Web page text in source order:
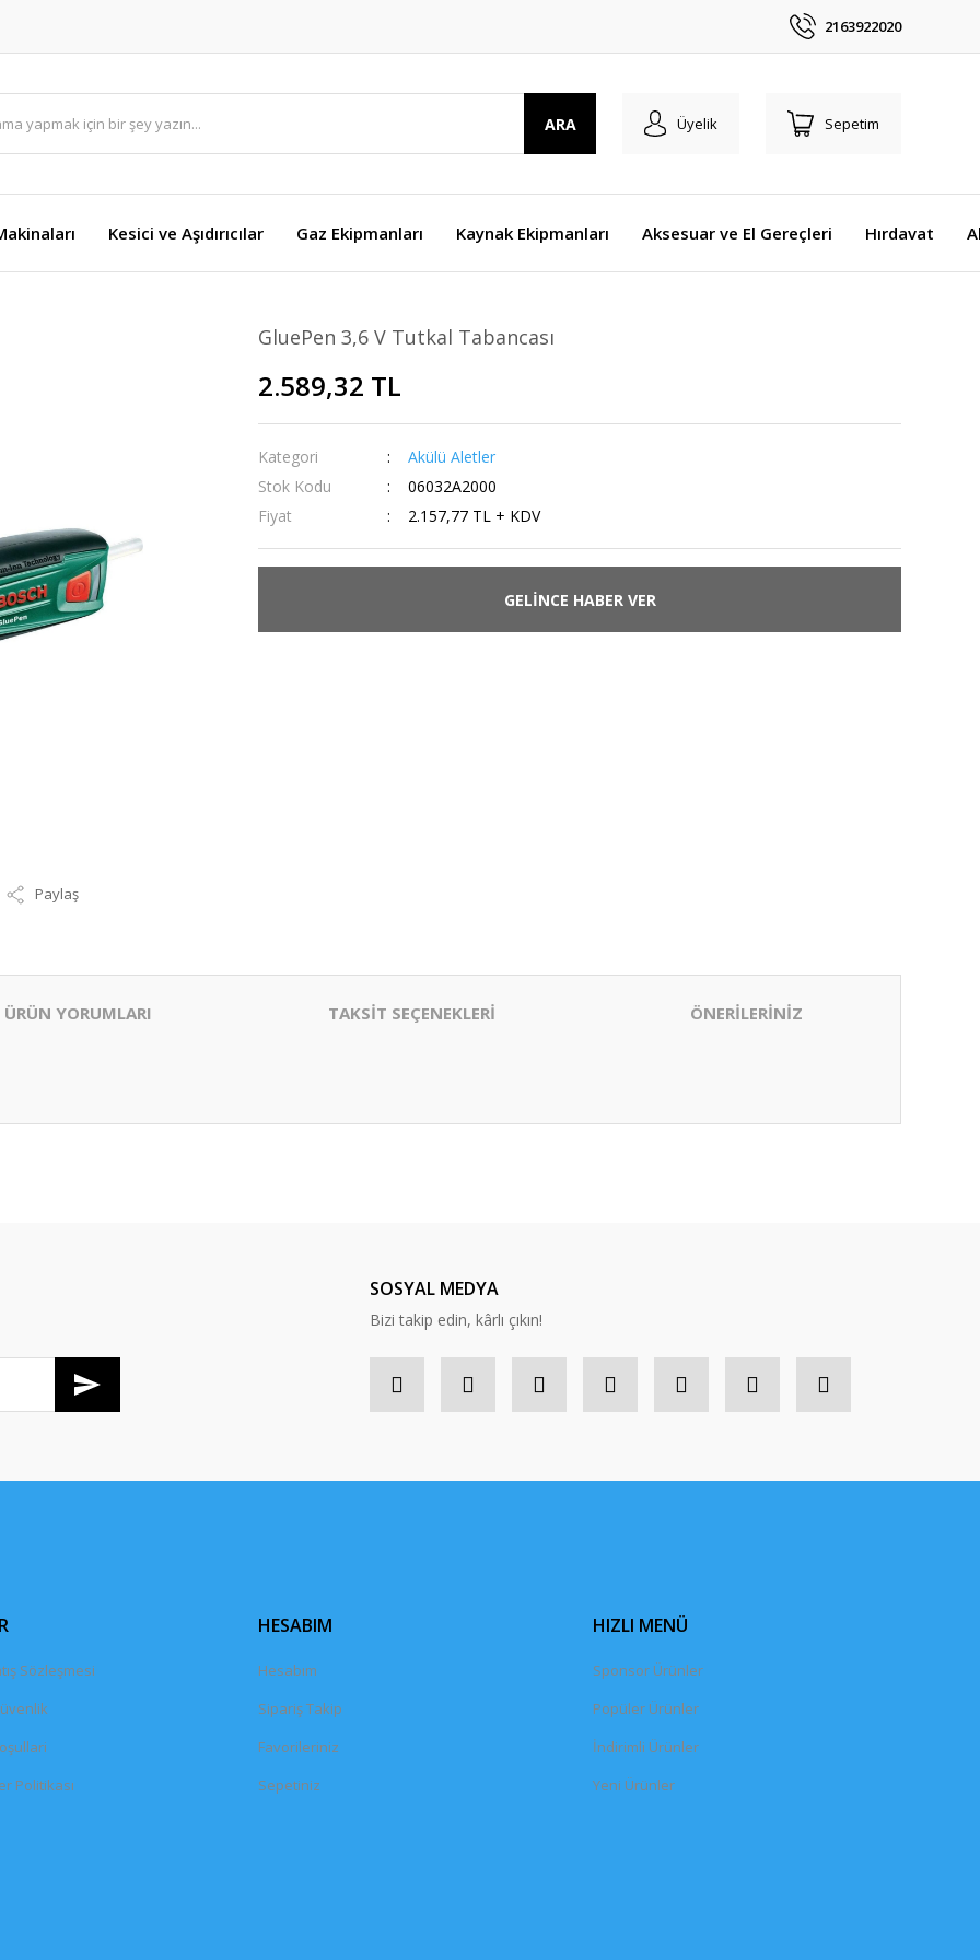
2163922020
ARA Üyelik Sepetim
Kesici ve Aşıdırıcılar Gaz Ekipmanları Kaynak Ekipmanları Aksesuar ve El Gereçleri Hırdavat
Paylaş
GluePen 3,6 V Tutkal Tabancası
2.589,32 TL
Kategori
Akülü Aletler
Stok Kodu
06032A2000
Fiyat
2.157,77 TL + KDV
GELİNCE HABER VER
ÜRÜN YORUMLARI TAKSİT SEÇENEKLERİ ÖNERİLERİNİZ
SOSYAL MEDYA
Bizi takip edin, kârlı çıkın!
Sözleşmesi
Politikası
HESABIM
Hesabım
Sipariş Takip
Favorileriniz
Sepetiniz
HIZLI MENÜ
Sponsor Ürünler
Popüler Ürünler
İndirimli Ürünler
Yeni Ürünler